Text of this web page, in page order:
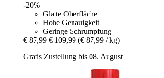
-20%
Glatte Oberfläche
Hohe Genauigkeit
Geringe Schrumpfung
€ 87,99 € 109,99 (€ 87,99 / kg)
Gratis Zustellung bis 08. August